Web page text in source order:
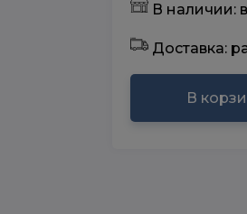
В наличии:
Доставка:
В